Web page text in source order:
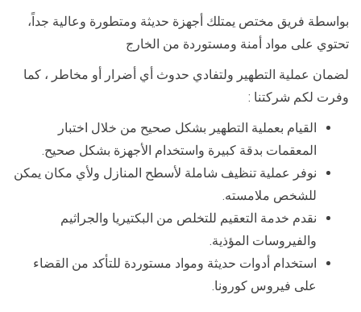
بواسطة فريق مختص يمتلك أجهزة حديثة ومتطورة وعالية جداً،
تحتوي على مواد أمنة ومستوردة من الخارج
لضمان عملية التطهير ولتفادي حدوث أي أضرار أو مخاطر ، كما
وفرت لكم شركتنا :
القيام بعملية التطهير بشكل صحيح من خلال اختبار
المعقمات بدقة كبيرة واستخدام الأجهزة بشكل صحيح.
نوفر عملية تنظيف شاملة لأسطح المنازل ولأي مكان يمكن
للشخص ملامسته.
نقدم خدمة التعقيم للتخلص من البكتيريا والجراثيم
والفيروسات المؤذية.
استخدام أدوات حديثة ومواد مستوردة للتأكد من القضاء
على فيروس كورونا.